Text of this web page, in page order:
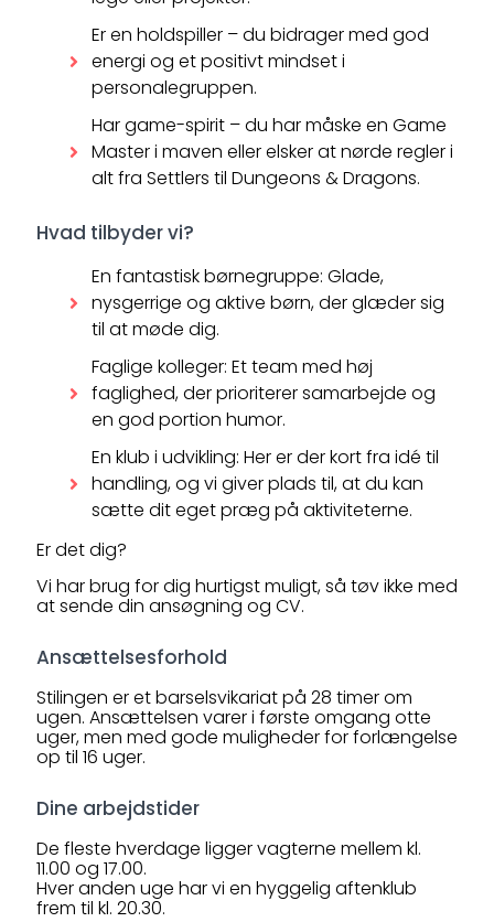
Er en holdspiller – du bidrager med god
energi og et positivt mindset i
personalegruppen.
Har game-spirit – du har måske en Game
Master i maven eller elsker at nørde regler i
alt fra Settlers til Dungeons & Dragons.
Hvad tilbyder vi?
En fantastisk børnegruppe: Glade,
nysgerrige og aktive børn, der glæder sig
til at møde dig.
Faglige kolleger: Et team med høj
faglighed, der prioriterer samarbejde og
en god portion humor.
En klub i udvikling: Her er der kort fra idé til
handling, og vi giver plads til, at du kan
sætte dit eget præg på aktiviteterne.
Er det dig?
Vi har brug for dig hurtigst muligt, så tøv ikke med
at sende din ansøgning og CV.
Ansættelsesforhold
Stilingen er et barselsvikariat på 28 timer om
ugen. Ansættelsen varer i første omgang otte
uger, men med gode muligheder for forlængelse
op til 16 uger.
Dine arbejdstider
De fleste hverdage ligger vagterne mellem kl.
11.00 og 17.00.
Hver anden uge har vi en hyggelig aftenklub
frem til kl. 20.30.